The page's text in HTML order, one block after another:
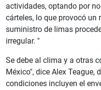
actividades, optando por
cárteles, lo que provocó un
suministro de limas
irregular. "
Se debe al clima y a otras
México", dice Alex Teague,
condiciones incluyen el